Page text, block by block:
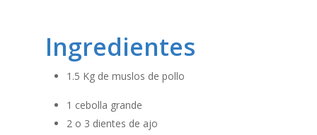
Ingredientes
1.5 Kg de muslos de pollo
1 cebolla grande
2 o 3 dientes de ajo